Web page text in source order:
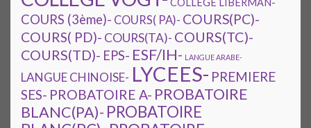
COLLÈGE LIBERMAN-
COURS (3ème)- COURS( PA)- COURS(PC)-
COURS( PD)- COURS(TA)- COURS(TC)-
COURS(TD)- EPS- ESF/IH- LANGUE ARABE-
LANGUE CHINOISE- LYCEES- PREMIERE
SES- PROBATOIRE A- PROBATOIRE
BLANC(PA)- PROBATOIRE